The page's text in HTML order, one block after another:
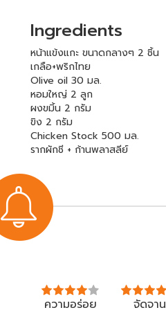
Ingredients
หน้าแข้งแกะ ขนาดกลางๆ 2 ชิ้น
เกลือ+พริกไทย
Olive oil 30 มล.
หอมใหญ่ 2 ลูก
ผงขมิ้น 2 กรัม
ขิง 2 กรัม
Chicken Stock 500 มล.
รากผักชี + ก้านพลาสลีย์
ความอร่อย จัดจาน